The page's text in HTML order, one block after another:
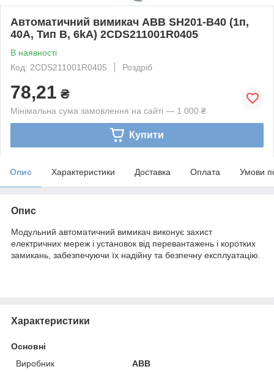
Автоматичний вимикач ABB SH201-B40 (1п,
40A, Тип B, 6kA) 2CDS211001R0405
В наявності
Код: 2CDS211001R0405
Роздріб
78,21 ₴
Мінімальна сума замовлення на сайті — 1 000 ₴
Купити
Опис Характеристики Доставка Оплата Умови
Опис
Модульний автоматичний вимикач виконує захист
електричних мереж і установок від перевантажень і коротких
замикань, забезпечуючи їх надійну та безпечну експлуатацію.
Характеристики
Основні
Виробник
ABB